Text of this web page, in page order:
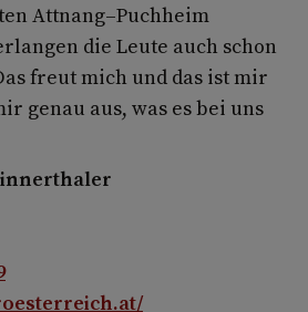
Attnang–Puchheim
die Leute auch schon
freut mich und das ist mir
genau aus, was es bei uns